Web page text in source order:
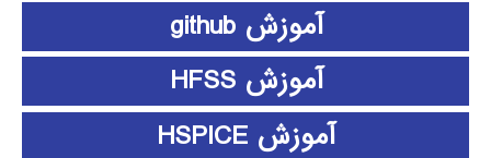
آموزش github
آموزش HFSS
آموزش HSPICE